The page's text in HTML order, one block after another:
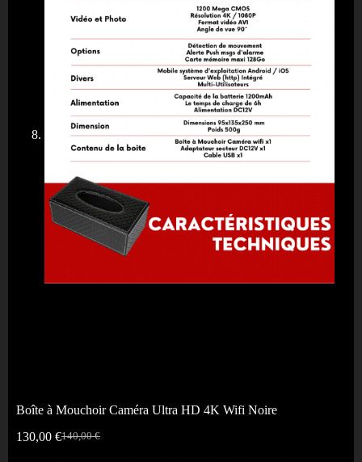
Boîte à Mouchoir Caméra Ultra HD 4K Wifi Noire
140,00€
130,00 €